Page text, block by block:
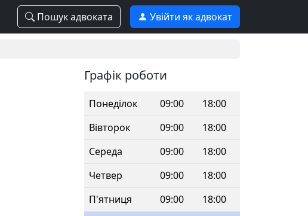
Пошук адвоката Увійти як адвокат
Графік роботи
Понеділок 09:00
18:00
Вівторок
09:00
18:00
Середа
09:00
18:00
Четвер
09:00
18:00
П'ятниця
09:00
18:00